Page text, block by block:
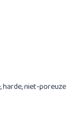
harde, niet-poreuze